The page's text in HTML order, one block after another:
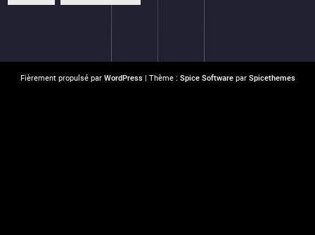
Fièrement propulsé par WordPress| Thème : Spice Softwarepar Spicethemes